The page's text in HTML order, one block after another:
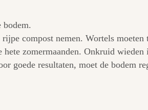
bodem.
compost nemen. Wortels moeten
zomermaanden. Onkruid wieden
goede resultaten, moet de bodem